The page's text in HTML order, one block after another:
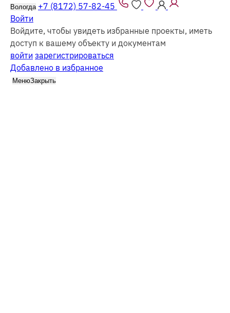
Вологда +7 (8172) 57-82-45
Войти
Войдите, чтобы увидеть избранные проекты, иметь
доступ к вашему объекту и документам
войти зарегистрироваться
Добавлено в избранное
МенюЗакрыть
избрусатак и вкаркасномисполнении
Каталог
Дачные дома